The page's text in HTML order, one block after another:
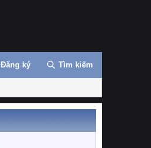
Đăng ký Tìm kiếm